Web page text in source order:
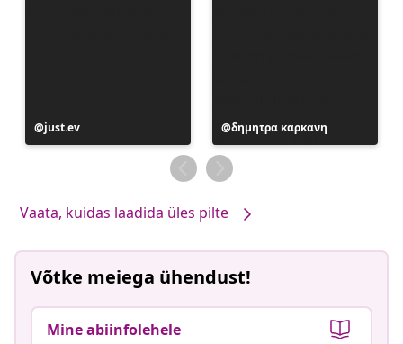
Postitus
avaldatud
just.ev
Postitus
avaldatud
δημητρα καρκανη
Vaata, kuidas laadida üles pilte
Võtke meiega ühendust!
Mine abiinfolehele